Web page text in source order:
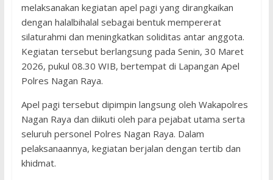
melaksanakan kegiatan apel pagi yang dirangkaikan
dengan halalbihalal sebagai bentuk mempererat
silaturahmi dan meningkatkan soliditas antar anggota.
Kegiatan tersebut berlangsung pada Senin, 30 Maret
2026, pukul 08.30 WIB, bertempat di Lapangan Apel
Polres Nagan Raya.
Apel pagi tersebut dipimpin langsung oleh Wakapolres
Nagan Raya dan diikuti oleh para pejabat utama serta
seluruh personel Polres Nagan Raya. Dalam
pelaksanaannya, kegiatan berjalan dengan tertib dan
khidmat.